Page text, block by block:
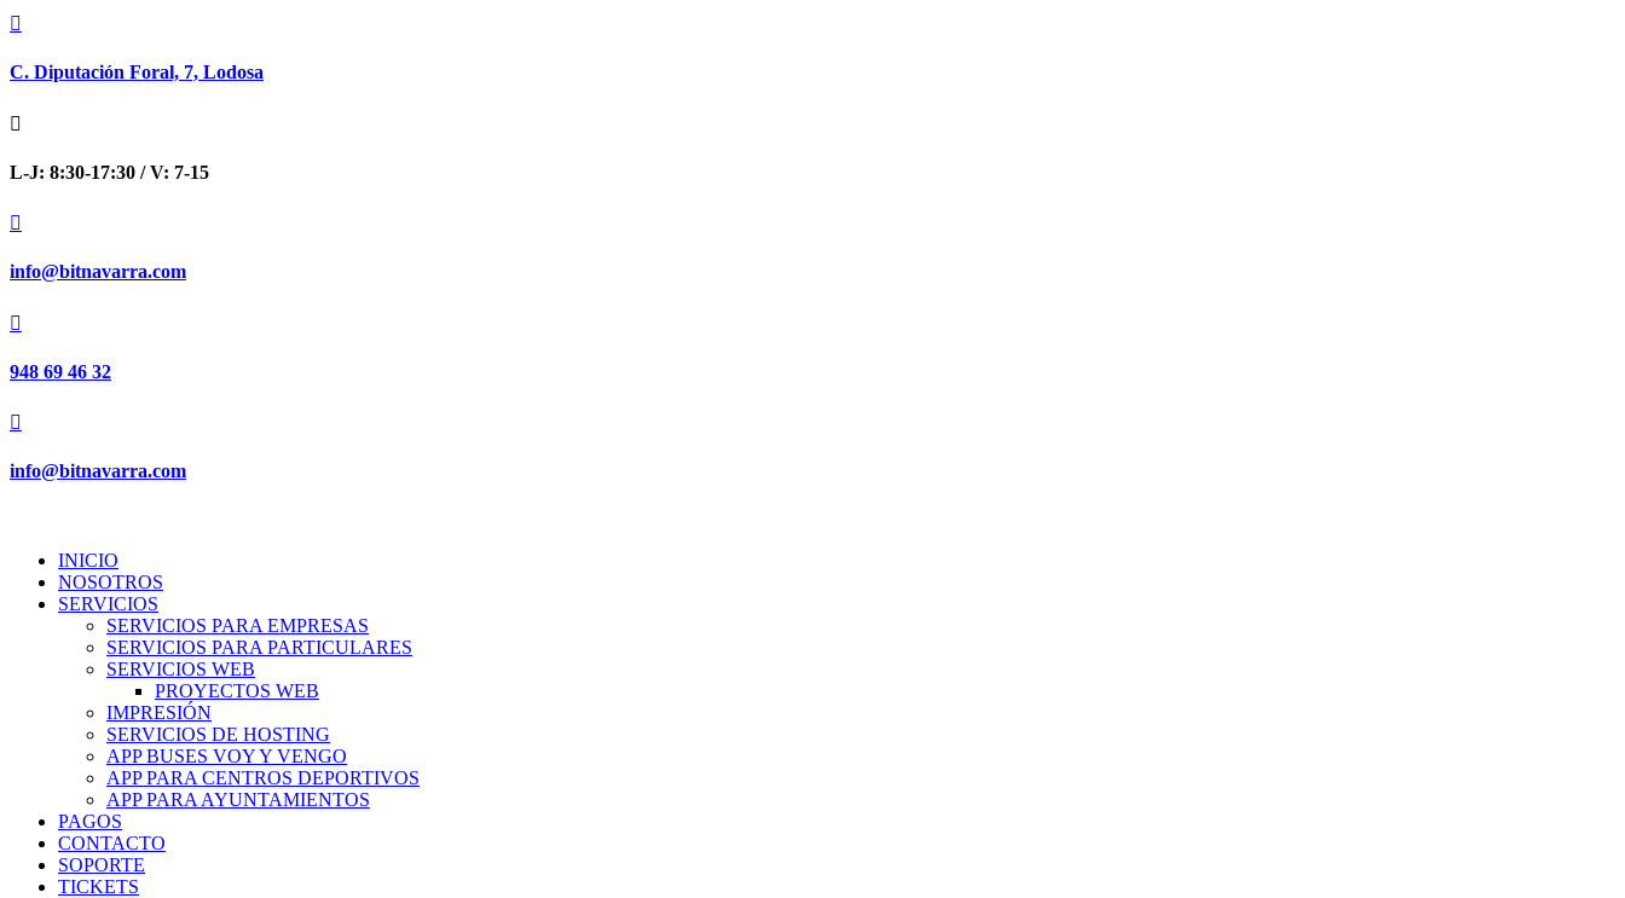

C. Diputación Foral, 7, Lodosa

L-J: 8:30-17:30 / V: 7-15

info@bitnavarra.com

948 69 46 32

info@bitnavarra.com
INICIO
NOSOTROS
SERVICIOS
SERVICIOS PARA EMPRESAS
SERVICIOS PARA PARTICULARES
SERVICIOS WEB
PROYECTOS WEB
IMPRESIÓN
SERVICIOS DE HOSTING
APP BUSES VOY Y VENGO
APP PARA CENTROS DEPORTIVOS
APP PARA AYUNTAMIENTOS
PAGOS
CONTACTO
SOPORTE
TICKETS